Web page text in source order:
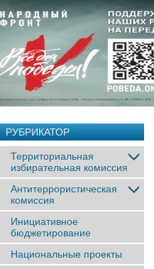
РУБРИКАТОР
Территориальная
избирательная комиссия
Антитеррористическая
комиссия
Инициативное
бюджетирование
Национальные проекты